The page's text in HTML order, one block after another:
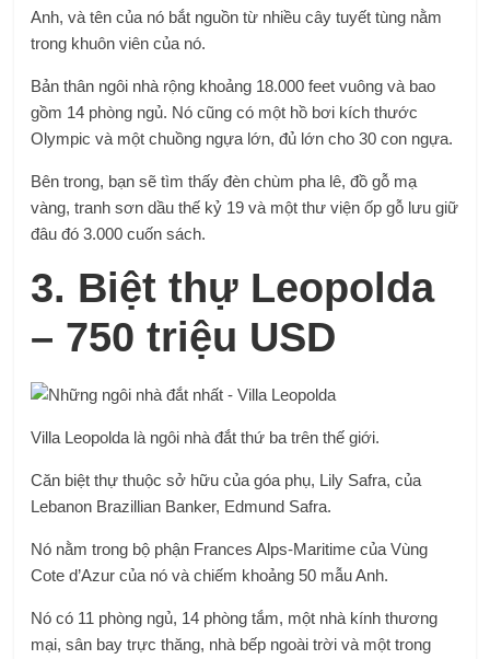
Anh, và tên của nó bắt nguồn từ nhiều cây tuyết tùng nằm
trong khuôn viên của nó.
Bản thân ngôi nhà rộng khoảng 18.000 feet vuông và bao
gồm 14 phòng ngủ. Nó cũng có một hồ bơi kích thước
Olympic và một chuồng ngựa lớn, đủ lớn cho 30 con ngựa.
Bên trong, bạn sẽ tìm thấy đèn chùm pha lê, đồ gỗ mạ
vàng, tranh sơn dầu thế kỷ 19 và một thư viện ốp gỗ lưu giữ
đâu đó 3.000 cuốn sách.
3. Biệt thự Leopolda
– 750 triệu USD
Villa Leopolda là ngôi nhà đắt thứ ba trên thế giới.
Căn biệt thự thuộc sở hữu của góa phụ, Lily Safra, của
Lebanon Brazillian Banker, Edmund Safra.
Nó nằm trong bộ phận Frances Alps-Maritime của Vùng
Cote d’Azur của nó và chiếm khoảng 50 mẫu Anh.
Nó có 11 phòng ngủ, 14 phòng tắm, một nhà kính thương
mại, sân bay trực thăng, nhà bếp ngoài trời và một trong